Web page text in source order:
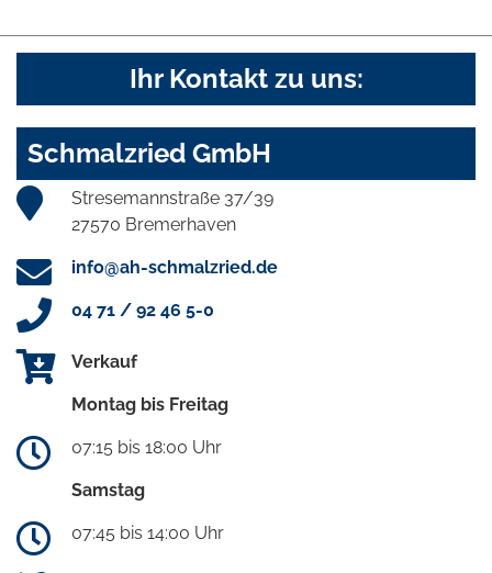
Ihr Kontakt zu uns:
Schmalzried GmbH
Stresemannstraße 37/39
27570 Bremerhaven
info@ah-schmalzried.de
04 71 / 92 46 5-0
Verkauf
Montag bis Freitag
07:15 bis 18:00 Uhr
Samstag
07:45 bis 14:00 Uhr